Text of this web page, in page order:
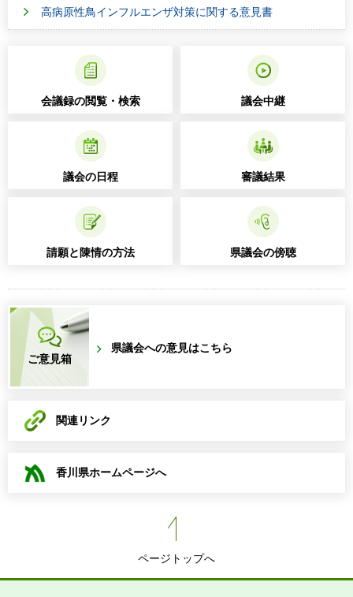
高病原性鳥インフルエンザ対策に関する意見書
会議録の閲覧・検索 議会中継
議会の日程 審議結果
請願と陳情の方法 県議会の傍聴
ご意見箱
県議会への意見はこちら
関連リンク
香川県ホームページへ
ページトップへ